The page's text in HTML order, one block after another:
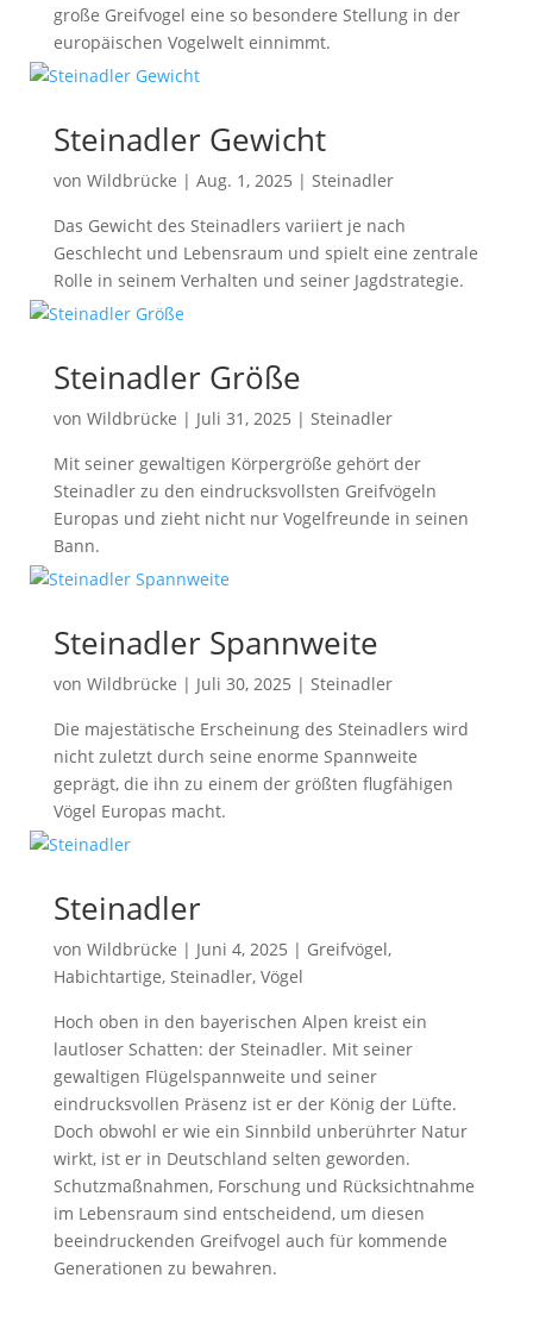
große Greifvogel eine so besondere Stellung in der
europäischen Vogelwelt einnimmt.
Steinadler Gewicht
von Wildbrücke | Aug. 1, 2025 | Steinadler
Das Gewicht des Steinadlers variiert je nach
Geschlecht und Lebensraum und spielt eine zentrale
Rolle in seinem Verhalten und seiner Jagdstrategie.
Steinadler Größe
von Wildbrücke | Juli 31, 2025 | Steinadler
Mit seiner gewaltigen Körpergröße gehört der
Steinadler zu den eindrucksvollsten Greifvögeln
Europas und zieht nicht nur Vogelfreunde in seinen
Bann.
Steinadler Spannweite
von Wildbrücke | Juli 30, 2025 | Steinadler
Die majestätische Erscheinung des Steinadlers wird
nicht zuletzt durch seine enorme Spannweite
geprägt, die ihn zu einem der größten flugfähigen
Vögel Europas macht.
Steinadler
von Wildbrücke | Juni 4, 2025 | Greifvögel,
Habichtartige, Steinadler, Vögel
Hoch oben in den bayerischen Alpen kreist ein
lautloser Schatten: der Steinadler. Mit seiner
gewaltigen Flügelspannweite und seiner
eindrucksvollen Präsenz ist er der König der Lüfte.
Doch obwohl er wie ein Sinnbild unberührter Natur
wirkt, ist er in Deutschland selten geworden.
Schutzmaßnahmen, Forschung und Rücksichtnahme
im Lebensraum sind entscheidend, um diesen
beeindruckenden Greifvogel auch für kommende
Generationen zu bewahren.